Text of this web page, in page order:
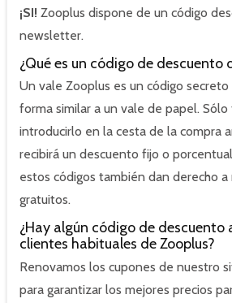
¡SI! Zooplus dispone de un código
newsletter.
¿Qué es un código de descuento
Un vale Zooplus es un código
forma similar a un vale de papel.
introducirlo en la cesta de la compra
recibirá un descuento fijo o
estos códigos también dan derecho
gratuitos.
¿Hay algún código de descuento
clientes habituales de Zooplus?
Renovamos los cupones de nuestro
para garantizar los mejores precios